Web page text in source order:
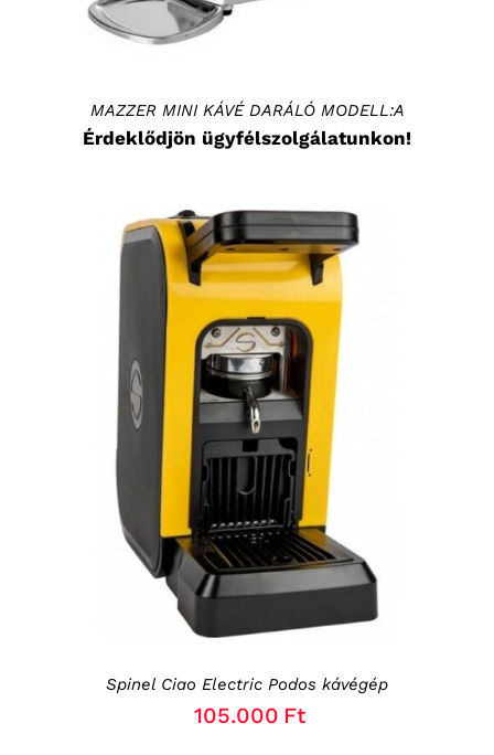
MAZZER MINI KÁVÉ DARÁLÓ MODELL:A
Érdeklődjön ügyfélszolgálatunkon!
KOSÁRBA TESZEM RÉSZLETEK
Spinel Ciao Electric Podos kávégép
105.000 Ft